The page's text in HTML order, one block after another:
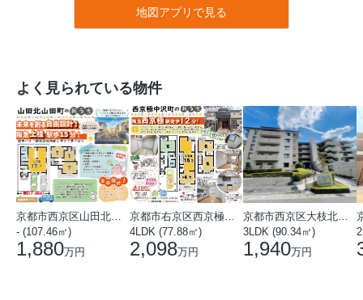
地図アプリで見る
よく見られている物件
- (107.46㎡)
1,880万円
4LDK (77.88㎡)
2,098万円
3LDK (90.34㎡)
1,940万円